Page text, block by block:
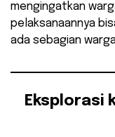
mengingatkan
pelaksanaannya
ada sebagian
Eksplorasi